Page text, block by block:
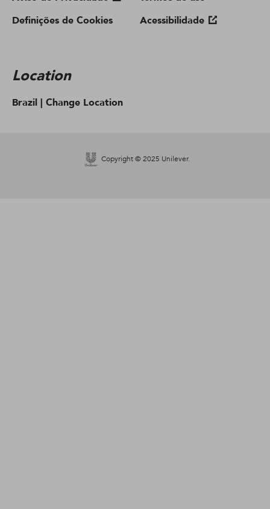
Definições de Cookies
Acessibilidade
Location
Brazil | Change Location
Copyright © 2025 Unilever.